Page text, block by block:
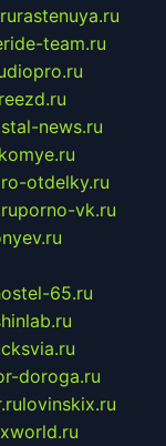
rastenuya.ru
team.ru
news.ru
otdelky.ru
porno-vk.ru
65.ru
doroga.ru
lovinskix.ru